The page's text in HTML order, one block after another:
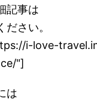
記事は
ださい。
i-love-
"]
は